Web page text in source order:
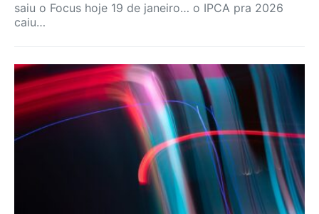
saiu o Focus hoje 19 de janeiro… o IPCA pra 2026
caiu…